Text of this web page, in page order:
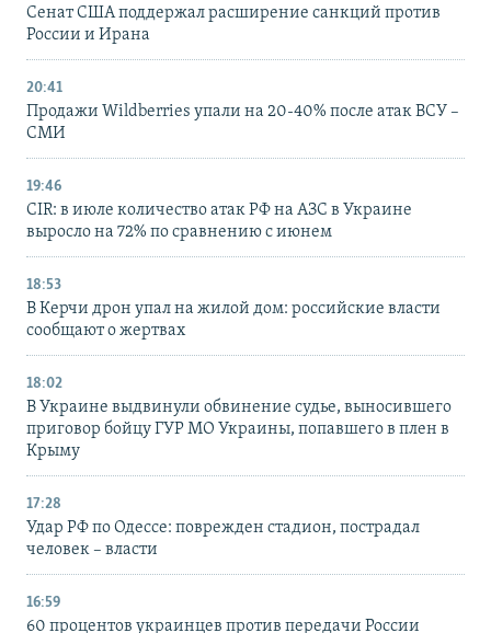
Сенат США поддержал расширение санкций против
России и Ирана
20:41
Продажи Wildberries упали на 20-40% после атак ВСУ –
СМИ
19:46
CIR: в июле количество атак РФ на АЗС в Украине
выросло на 72% по сравнению с июнем
18:53
В Керчи дрон упал на жилой дом: российские власти
сообщают о жертвах
18:02
В Украине выдвинули обвинение судье, выносившего
приговор бойцу ГУР МО Украины, попавшего в плен в
Крыму
17:28
Удар РФ по Одессе: поврежден стадион, пострадал
человек – власти
16:59
60 процентов украинцев против передачи России